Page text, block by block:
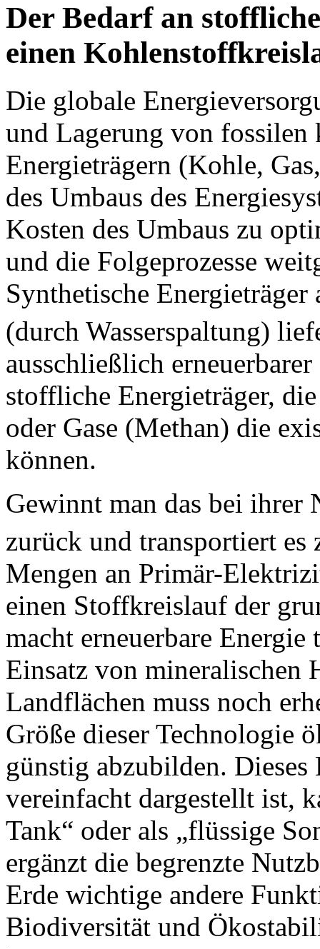
Der Bedarf an
einen
Die globale
und Lagerung von
Energieträgern (Kohle,
des Umbaus des
Kosten des Umbaus zu
und die Folgeprozesse
Synthetische Energieträger
(durch Wasserspaltung)
ausschließlich
stoffliche Energieträger,
oder Gase (Methan) die
können.
Gewinnt man das bei ihrer
zurück und transportiert
Mengen an Primär-
einen Stoffkreislauf der
macht erneuerbare
Einsatz von mineralischen
Landflächen muss noch
Größe dieser Technologie
günstig abzubilden.
vereinfacht dargestellt ist,
Tank“ oder als „flüssige
ergänzt die begrenzte
Erde wichtige andere
Biodiversität und